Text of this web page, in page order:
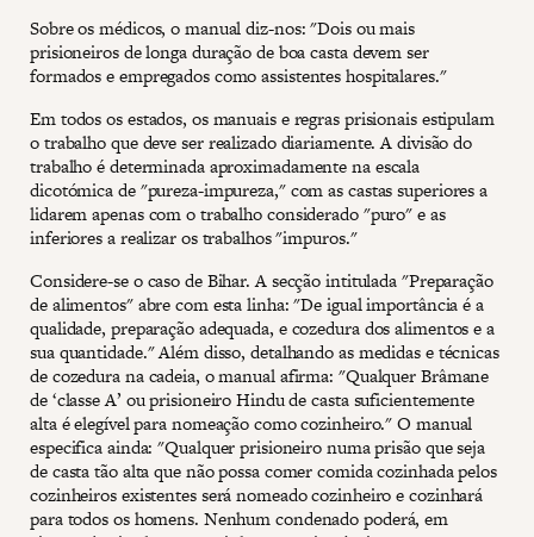
Sobre os médicos, o manual diz-nos: "Dois ou mais
prisioneiros de longa duração de boa casta devem ser
formados e empregados como assistentes hospitalares."
Em todos os estados, os manuais e regras prisionais estipulam
o trabalho que deve ser realizado diariamente. A divisão do
trabalho é determinada aproximadamente na escala
dicotómica de "pureza-impureza," com as castas superiores a
lidarem apenas com o trabalho considerado "puro" e as
inferiores a realizar os trabalhos "impuros."
Considere-se o caso de Bihar. A secção intitulada "Preparação
de alimentos" abre com esta linha: "De igual importância é a
qualidade, preparação adequada, e cozedura dos alimentos e a
sua quantidade." Além disso, detalhando as medidas e técnicas
de cozedura na cadeia, o manual afirma: "Qualquer Brâmane
de ‘classe A’ ou prisioneiro Hindu de casta suficientemente
alta é elegível para nomeação como cozinheiro." O manual
especifica ainda: "Qualquer prisioneiro numa prisão que seja
de casta tão alta que não possa comer comida cozinhada pelos
cozinheiros existentes será nomeado cozinheiro e cozinhará
para todos os homens. Nenhum condenado poderá, em